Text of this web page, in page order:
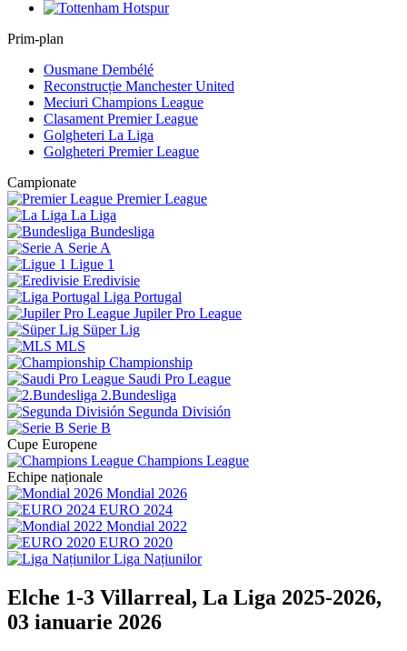
Prim-plan
Ousmane Dembélé
Reconstrucție Manchester United
Meciuri Champions League
Clasament Premier League
Golgheteri La Liga
Golgheteri Premier League
Campionate
Premier League
La Liga
Bundesliga
Serie A
Ligue 1
Eredivisie
Liga Portugal
Jupiler Pro League
Süper Lig
MLS
Championship
Saudi Pro League
2.Bundesliga
Segunda División
Serie B
Cupe Europene
Champions League
Echipe naționale
Mondial 2026
EURO 2024
Mondial 2022
EURO 2020
Liga Națiunilor
Elche 1-3 Villarreal, La Liga 2025-2026,
03 ianuarie 2026